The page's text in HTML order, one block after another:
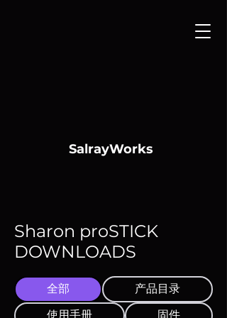
SalrayWorks
Sharon proSTICK
DOWNLOADS
全部
产品目录
使用手册
固件